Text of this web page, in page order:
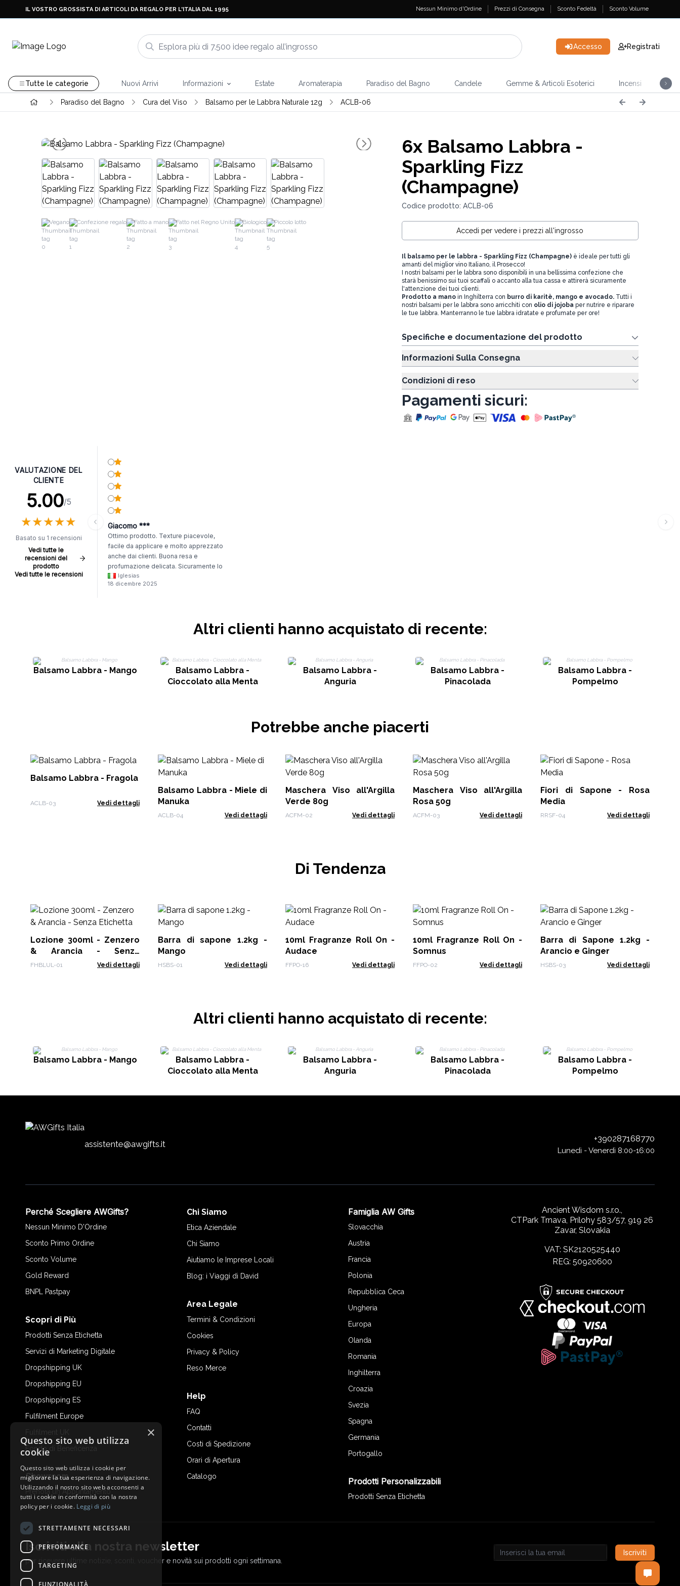
IL VOSTRO GROSSISTA DI ARTICOLI DA REGALO PER L'ITALIA DAL 1995 Nessun Minimo d'Ordine Prezzi di Consegna Sconto Fedeltà Sconto Volume
Accesso Registrati
Tutte le categorie Nuovi Arrivi Informazioni Estate Aromaterapia Paradiso del Bagno Candele Gemme & Articoli Esoterici Incensi
Paradiso del Bagno Cura del Viso Balsamo per le Labbra Naturale 12g ACLB-06
Vegano Confezione regalo Fatto a mano Fatto nel Regno Unito Biologico Piccolo lotto
6xBalsamo Labbra -
Sparkling Fizz
(Champagne)
Codice prodotto: ACLB-06
Accedi per vedere i prezzi all'ingrosso
Il balsamo per le labbra - Sparkling Fizz (Champagne) è ideale per tutti gli
amanti del miglior vino Italiano, il Prosecco!
I nostri balsami per le labbra sono disponibili in una bellissima confezione che
starà benissimo sui tuoi scaffali o accanto alla tua cassa e attirerà sicuramente
l'attenzione dei tuoi clienti.
Prodotto a manoin Inghilterra con burro di karitè, mango e avocado.Tutti i
nostri balsami per le labbra sono arricchiti con olio di jojoba per nutrire e riparare
le tue labbra. Manterranno le tue labbra idratate e profumate per ore!
Specifiche e documentazione del prodotto
Informazioni Sulla Consegna
Condizioni di reso
Pagamenti sicuri:
VALUTAZIONE DEL
CLIENTE
5.00/5
★★★★★
★★★★★
Basato su 1 recensioni
Vedi tutte le
recensioni del
prodotto
Vedi tutte le recensioni
Giacomo ***
Ottimo prodotto. Texture piacevole,
facile da applicare e molto apprezzato
anche dai clienti. Buona resa e
profumazione delicata. Sicuramente lo
riacquisterò.
Iglesias
18 dicembre 2025
Altri clienti hanno acquistato di recente:
Balsamo Labbra - Mango
Balsamo Labbra -
Cioccolato alla Menta
Balsamo Labbra -
Anguria
Balsamo Labbra -
Pinacolada
Balsamo Labbra -
Pompelmo
Potrebbe anche piacerti
Balsamo Labbra - Fragola
ACLB-03 Vedi dettagli
Balsamo Labbra - Miele di
Manuka
ACLB-04 Vedi dettagli
Maschera Viso all'Argilla
Verde 80g
ACFM-02 Vedi dettagli
Maschera Viso all'Argilla
Rosa 50g
ACFM-03 Vedi dettagli
Fiori di Sapone - Rosa
Media
RRSF-04 Vedi dettagli
Di Tendenza
Lozione 300ml - Zenzero
& Arancia - Senza
Etichetta
FHBLUL-01 Vedi dettagli
Barra di sapone 1.2kg -
Mango
HSBS-01 Vedi dettagli
10ml Fragranze Roll On -
Audace
FFPO-16 Vedi dettagli
10ml Fragranze Roll On -
Somnus
FFPO-02 Vedi dettagli
Barra di Sapone 1.2kg -
Arancio e Ginger
HSBS-03 Vedi dettagli
Altri clienti hanno acquistato di recente:
Balsamo Labbra - Mango
Balsamo Labbra -
Cioccolato alla Menta
Balsamo Labbra -
Anguria
Balsamo Labbra -
Pinacolada
Balsamo Labbra -
Pompelmo
assistente@awgifts.it
+390287168770
Lunedì - Venerdì 8:00-16:00
Perché Scegliere AWGifts?
Nessun Minimo D'Ordine
Sconto Primo Ordine
Sconto Volume
Gold Reward
BNPL Pastpay
Scopri di Più
Prodotti Senza Etichetta
Servizi di Marketing Digitale
Dropshipping UK
Dropshipping EU
Dropshipping ES
Fulfilment Europe
Fulfilment UK
Fondo di Beneficenza
Showroom
Prenota un Appuntamento
Chi Siamo
Etica Aziendale
Chi Siamo
Aiutiamo le Imprese Locali
Blog: i Viaggi di David
Area Legale
Termini & Condizioni
Cookies
Privacy & Policy
Reso Merce
Help
FAQ
Contatti
Costi di Spedizione
Orari di Apertura
Catalogo
Famiglia AW Gifts
Slovacchia
Austria
Francia
Polonia
Repubblica Ceca
Ungheria
Europa
Olanda
Romania
Inghilterra
Croazia
Svezia
Spagna
Germania
Portogallo
Prodotti Personalizzabili
Prodotti Senza Etichetta
Ancient Wisdom s.r.o.,
CTPark Trnava, Prílohy 583/57, 919 26
Zavar, Slovakia
VAT: SK2120525440
REG: 50920600
Iscriviti alla nostra newsletter
per ricevere ultime notizie, sconti, voucher e novità sui prodotti ogni settimana. Email address
Iscriviti
×
Questo sito web utilizza
cookie
Questo sito web utilizza i cookie per
migliorare la tua esperienza di navigazione.
Utilizzando il nostro sito web acconsenti a
tutti i cookie in conformità con la nostra
policy per i cookie. Leggi di più
STRETTAMENTE NECESSARI
PERFORMANCE
TARGETING
FUNZIONALITÀ